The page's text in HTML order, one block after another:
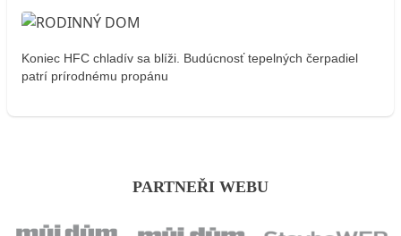
Koniec HFC chladív sa blíži. Budúcnosť tepelných čerpadiel
patrí prírodnému propánu
PARTNEŘI WEBU